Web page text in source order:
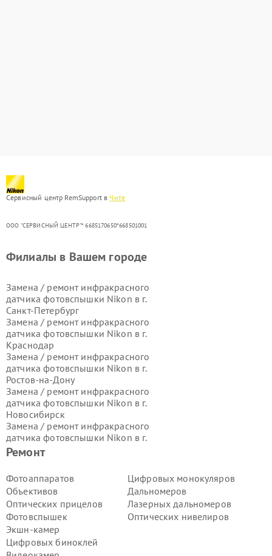
Сервисный центр RemSupport в Чите
ООО "СЕРВИСНЫЙ ЦЕНТР"* 6685170650*668501001
Ремонт
Фотоаппаратов
Объективов
Оптических прицелов
Фотовспышек
Экшн-камер
Цифровых биноклей
Цифровых монокуляров
Дальномеров
Лазерных дальномеров
Оптических нивелиров
Филиалы в Вашем городе
Замена / ремонт инфракрасного
датчика фотовспышки Nikon в г.
Санкт-Петербург
Замена / ремонт инфракрасного
датчика фотовспышки Nikon в г.
Краснодар
Замена / ремонт инфракрасного
датчика фотовспышки Nikon в г.
Ростов-на-Дону
Замена / ремонт инфракрасного
датчика фотовспышки Nikon в г.
Новосибирск
Замена / ремонт инфракрасного
датчика фотовспышки Nikon в г.
Екатеринбург
датчика фотовспышки Nikon в г.
Казань
Замена / ремонт инфракрасного
датчика фотовспышки Nikon в г.
Воронеж
Замена / ремонт инфракрасного
датчика фотовспышки Nikon в г.
Волгоград